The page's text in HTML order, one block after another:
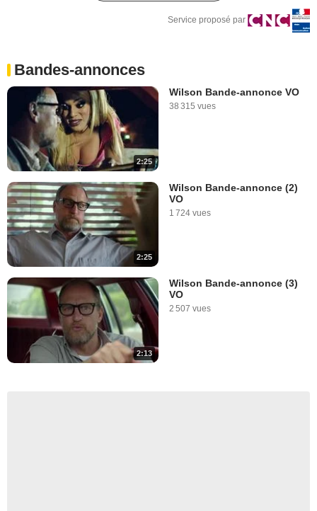
Service proposé par
Bandes-annonces
2:25
Wilson Bande-annonce VO
38 315 vues
2:25
Wilson Bande-annonce (2)
VO
1 724 vues
2:13
Wilson Bande-annonce (3)
VO
2 507 vues